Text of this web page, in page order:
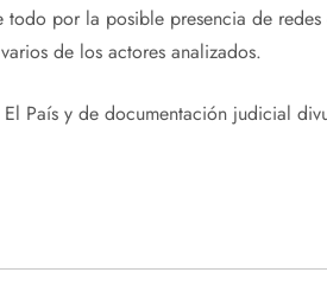
todo por la posible presencia de
de los actores analizados.
País y de documentación judicial